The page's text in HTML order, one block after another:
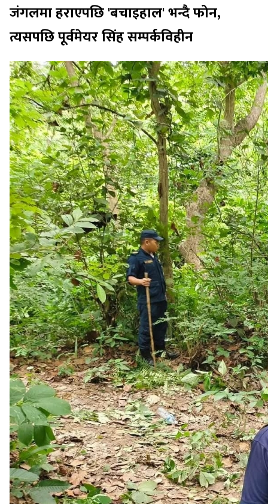
जंगलमा हराएपछि 'बचाइहाल' भन्दै फोन,
त्यसपछि पूर्वमेयर सिंह सम्पर्कविहीन